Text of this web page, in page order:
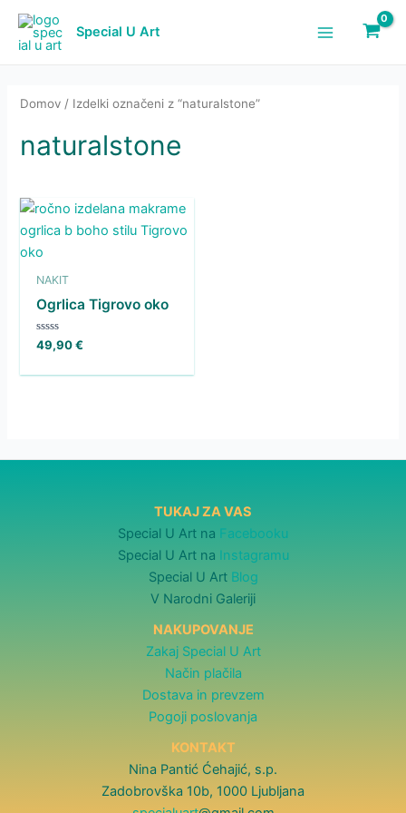
Skip
content
Special U Art
Domov / Izdelki označeni z “naturalstone”
naturalstone
NAKIT
Ogrlica Tigrovo oko
Ocenjeno
5
49,90€
TUKAJ ZA VAS
Special U Art na Facebooku
Special U Art na Instagramu
Special U ArtBlog
V Narodni Galeriji
NAKUPOVANJE
Zakaj Special U Art
Način plačila
Dostava in prevzem
Pogoji poslovanja
KONTAKT
Nina Pantić Ćehajić, s.p.
Zadobrovška 10b, 1000 Ljubljana